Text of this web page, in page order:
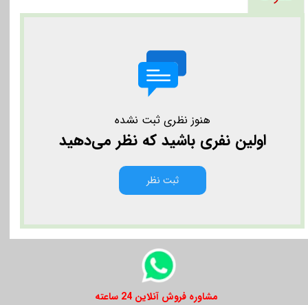
هنوز نظری ثبت نشده
اولین نفری باشید که نظر می‌دهید
ثبت نظر
​​مشاوره فروش آنلاین 24 ساعته